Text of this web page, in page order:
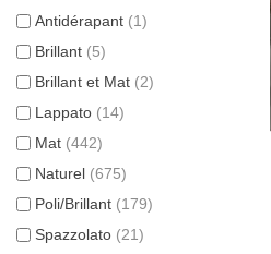
Antidérapant (1)
Brillant (5)
Brillant et Mat (2)
Lappato (14)
Mat (442)
Naturel (675)
Poli/Brillant (179)
Spazzolato (21)